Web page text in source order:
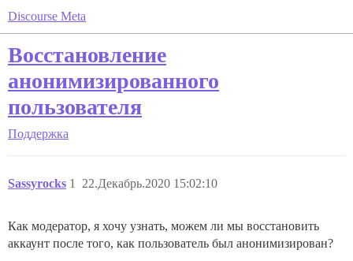
Discourse Meta
Восстановление
анонимизированного
пользователя
Поддержка
Sassyrocks 22.Декабрь.2020 15:02:10
1
Как модератор, я хочу узнать, можем ли мы восстановить
аккаунт после того, как пользователь был анонимизирован?